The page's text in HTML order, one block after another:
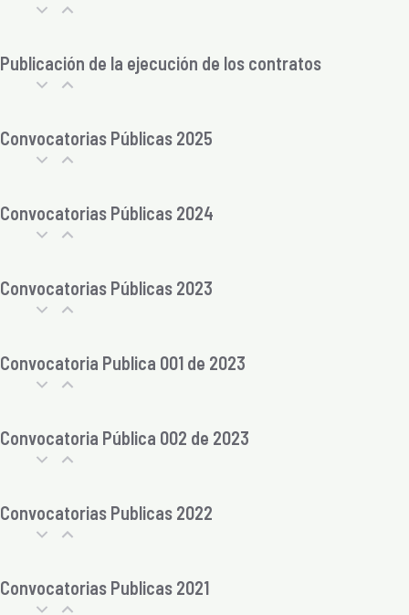
Publicación de la ejecución de los contratos
Convocatorias Públicas 2025
Convocatorias Públicas 2024
Convocatorias Públicas 2023
Convocatoria Publica 001 de 2023
Convocatoria Pública 002 de 2023
Convocatorias Publicas 2022
Convocatorias Publicas 2021